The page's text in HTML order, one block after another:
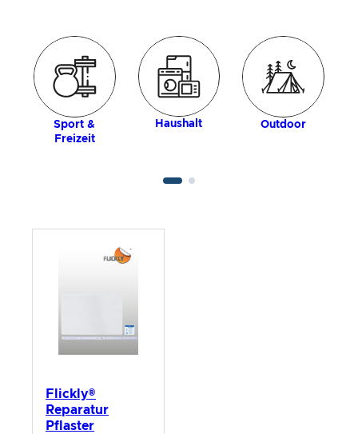
Sport &
Freizeit
Haushalt Outdoor
Flickly®
Reparatur
Pflaster